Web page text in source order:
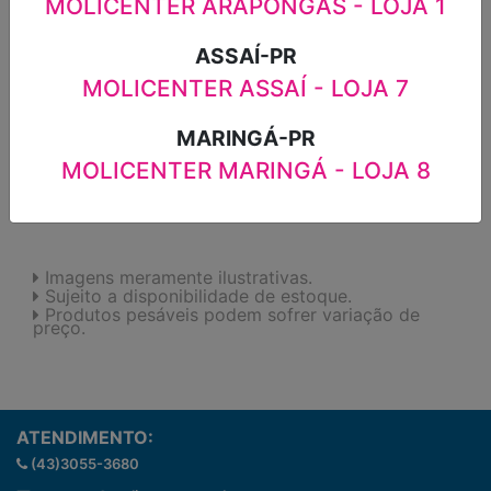
ADICIONAR
FAVORITOS
Imagens meramente ilustrativas.
Sujeito a disponibilidade de estoque.
Produtos pesáveis podem sofrer variação de
preço.
MOLICENTER ARAPONGAS - LOJA 1
ASSAÍ-PR
MOLICENTER ASSAÍ - LOJA 7
MARINGÁ-PR
MOLICENTER MARINGÁ - LOJA 8
ATENDIMENTO:
(43)3055-3680